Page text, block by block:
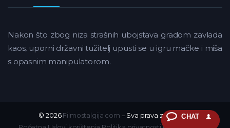
Nakon što zbog niza strašnih ubojstava gradom zavlada
kaos, uporni državni tužitelj upusti se u igru mačke i miša
s opasnim manipulatorom.
© 2026Filmostalgija.com – Sva prava zadržana.CHAT